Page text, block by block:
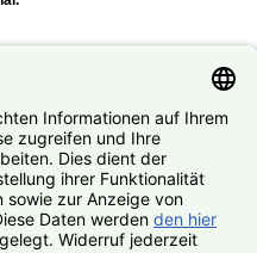
oder Tiger kaputt ist?
Fast alle Vorwerk Staubsauger
für Zubehör und
Lieferzeiten ins